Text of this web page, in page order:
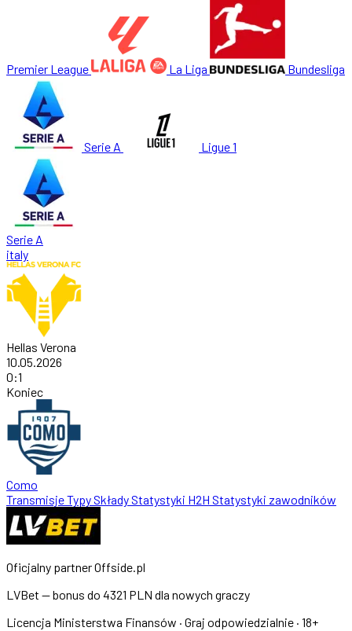
Premier League La Liga Bundesliga
Serie A Ligue 1
Serie A
italy
Hellas Verona
10.05.2026
0:1
Koniec
Como
TransmisjeTypySkładyStatystyki H2H Statystyki zawodników
Oficjalny partner Offside.pl
LVBet — bonus do 4321 PLN dla nowych graczy
Licencja Ministerstwa Finansów · Graj odpowiedzialnie · 18+